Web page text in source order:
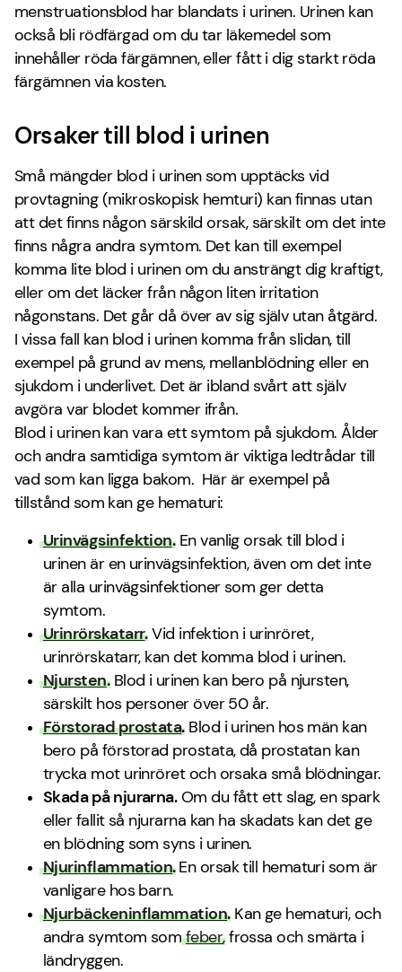
menstruationsblod har blandats i urinen. Urinen kan
också bli rödfärgad om du tar läkemedel som
innehåller röda färgämnen, eller fått i dig starkt röda
färgämnen via kosten.
Orsaker till blod i urinen
Små mängder blod i urinen som upptäcks vid
provtagning (mikroskopisk hemturi) kan finnas utan
att det finns någon särskild orsak, särskilt om det inte
finns några andra symtom. Det kan till exempel
komma lite blod i urinen om du ansträngt dig kraftigt,
eller om det läcker från någon liten irritation
någonstans. Det går då över av sig själv utan åtgärd.
I vissa fall kan blod i urinen komma från slidan, till
exempel på grund av mens, mellanblödning eller en
sjukdom i underlivet. Det är ibland svårt att själv
avgöra var blodet kommer ifrån.
Blod i urinen kan vara ett symtom på sjukdom. Ålder
och andra samtidiga symtom är viktiga ledtrådar till
vad som kan ligga bakom. Här är exempel på
tillstånd som kan ge hematuri:
Urinvägsinfektion.En vanlig orsak till blod i
urinen är en urinvägsinfektion, även om det inte
är alla urinvägsinfektioner som ger detta
symtom.
Urinrörskatarr.Vid infektion i urinröret,
urinrörskatarr, kan det komma blod i urinen.
Njursten.Blod i urinen kan bero på njursten,
särskilt hos personer över 50 år.
Förstorad prostata.Blod i urinen hos män kan
bero på förstorad prostata, då prostatan kan
trycka mot urinröret och orsaka små blödningar.
Skada på njurarna.Om du fått ett slag, en spark
eller fallit så njurarna kan ha skadats kan det ge
en blödning som syns i urinen.
Njurinflammation.En orsak till hematuri som är
vanligare hos barn.
Njurbäckeninflammation.Kan ge hematuri, och
andra symtom somfeber, frossa och smärta i
ländryggen.